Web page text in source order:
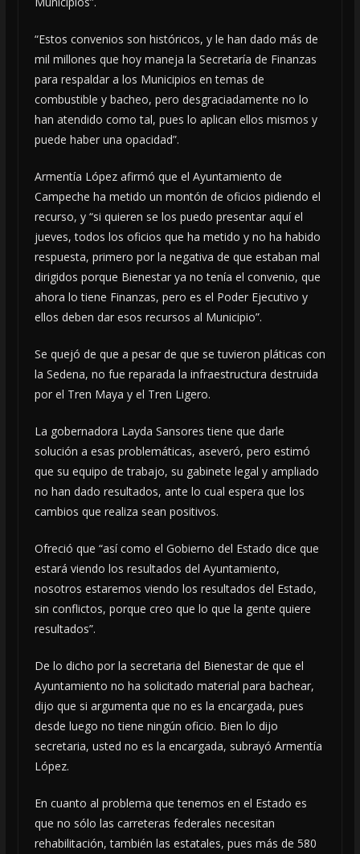
“Estos convenios son históricos, y le han dado más de
mil millones que hoy maneja la Secretaría de Finanzas
para respaldar a los Municipios en temas de
combustible y bacheo, pero desgraciadamente no lo
han atendido como tal, pues lo aplican ellos mismos y
puede haber una opacidad”.
Armentía López afirmó que el Ayuntamiento de
Campeche ha metido un montón de oficios pidiendo el
recurso, y “si quieren se los puedo presentar aquí el
jueves, todos los oficios que ha metido y no ha habido
respuesta, primero por la negativa de que estaban mal
dirigidos porque Bienestar ya no tenía el convenio, que
ahora lo tiene Finanzas, pero es el Poder Ejecutivo y
ellos deben dar esos recursos al Municipio”.
Se quejó de que a pesar de que se tuvieron pláticas con
la Sedena, no fue reparada la infraestructura destruida
por el Tren Maya y el Tren Ligero.
La gobernadora Layda Sansores tiene que darle
solución a esas problemáticas, aseveró, pero estimó
que su equipo de trabajo, su gabinete legal y ampliado
no han dado resultados, ante lo cual espera que los
cambios que realiza sean positivos.
Ofreció que “así como el Gobierno del Estado dice que
estará viendo los resultados del Ayuntamiento,
nosotros estaremos viendo los resultados del Estado,
sin conflictos, porque creo que lo que la gente quiere
resultados”.
De lo dicho por la secretaria del Bienestar de que el
Ayuntamiento no ha solicitado material para bachear,
dijo que si argumenta que no es la encargada, pues
desde luego no tiene ningún oficio. Bien lo dijo
secretaria, usted no es la encargada, subrayó Armentía
López.
En cuanto al problema que tenemos en el Estado es
que no sólo las carreteras federales necesitan
rehabilitación, también las estatales, pues más de 580